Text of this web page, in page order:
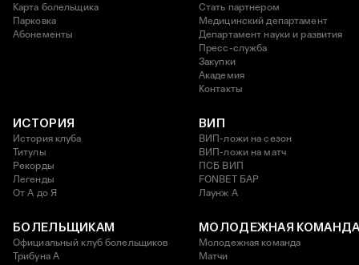
Карта болельщика
Парковка
Абонементы
Стать партнером
Медицинский департамент
Департамент науки и развития
Пресс-служба
Закупки
Академия
Контакты
ИСТОРИЯ
История клуба
Титулы
Рекорды
Легенды
От А до Я
ВИП
ВИП-ложи на сезон
ВИП-ложи на матч
ПСБ ВИП
FONBET БАР
Лаунж A
БОЛЕЛЬЩИКАМ
Официальный клуб болельщиков
Трибуна А
МОЛОДЕЖНАЯ
Молодежная команда
Матчи